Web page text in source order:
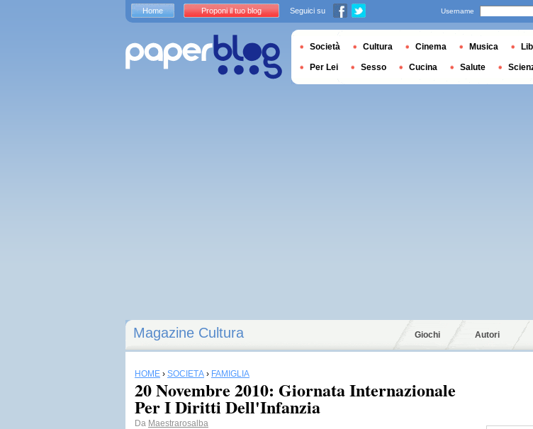
Magazine Cultura Giochi Autori
HOME › SOCIETÀ › FAMIGLIA
20 Novembre 2010: Giornata Internazionale
Per I Diritti Dell'Infanzia
Da Maestrarosalba
Home Proponi il tuo blog Seguici su Username
Società Cultura Cinema Musica
Per Lei Sesso Cucina Salute